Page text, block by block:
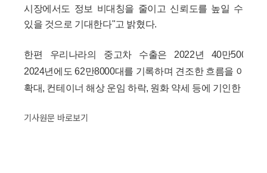
시장에서도 정보 비대칭을 줄이고 신뢰도를 높일 수
있을 것으로 기대한다"고 밝혔다.
한편 우리나라의 중고차 수출은 2022년 40만5000대
2024년에도 62만8000대를 기록하며 견조한 흐름을 이어
확대, 컨테이너 해상 운임 하락, 원화 약세 등에 기인한 것으
기사원문 바로보기